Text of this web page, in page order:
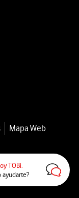
TOBi.
ayudarte?
Mapa Web